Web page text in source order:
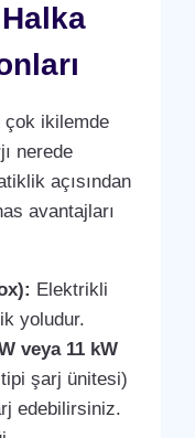
çok ikilemde
nerede
açısından
avantajları
Elektrikli
yoludur.
veya 11 kW
şarj ünitesi)
edebilirsiniz.